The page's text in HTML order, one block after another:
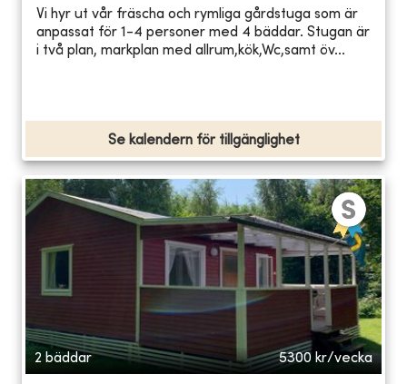
Vi hyr ut vår fräscha och rymliga gårdstuga som är
anpassat för 1-4 personer med 4 bäddar. Stugan är
i två plan, markplan med allrum,kök,Wc,samt öv...
Se kalendern för tillgänglighet
2 bäddar 5300 kr/vecka